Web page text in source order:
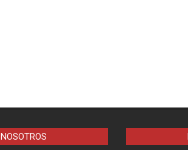
NOSOTROS